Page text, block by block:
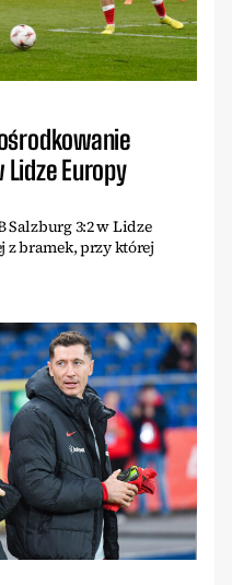
Europy
Salzburg 3:2 w Lidze
z bramek, przy której